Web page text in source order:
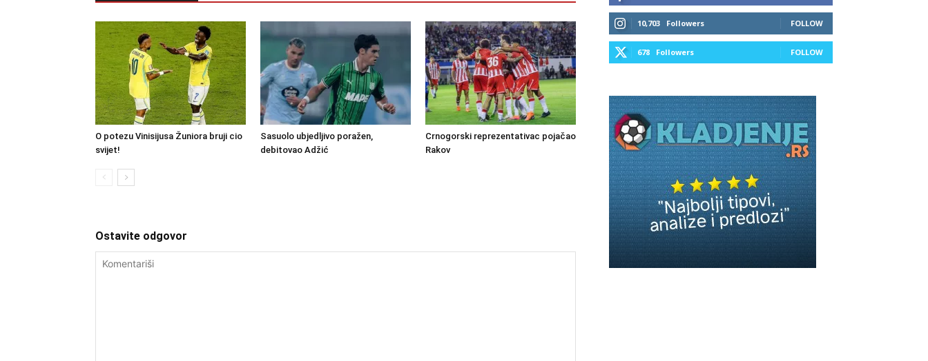
O potezu Vinisijusa Žuniora bruji cio
svijet!
Sasuolo ubjedljivo poražen,
debitovao Adžić
Crnogorski reprezentativac pojačao
Rakov
Ostavite odgovor
10,703 Followers FOLLOW
678 Followers FOLLOW